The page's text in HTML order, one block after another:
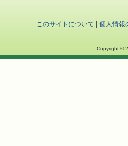
このサイトについて 個人情報
Copyright ©